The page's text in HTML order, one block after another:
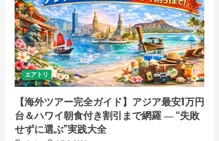
エアトリ
【海外ツアー完全ガイド】アジア最安1万円
台＆ハワイ朝食付き割引まで網羅 ― “失敗
せずに選ぶ”実践大全